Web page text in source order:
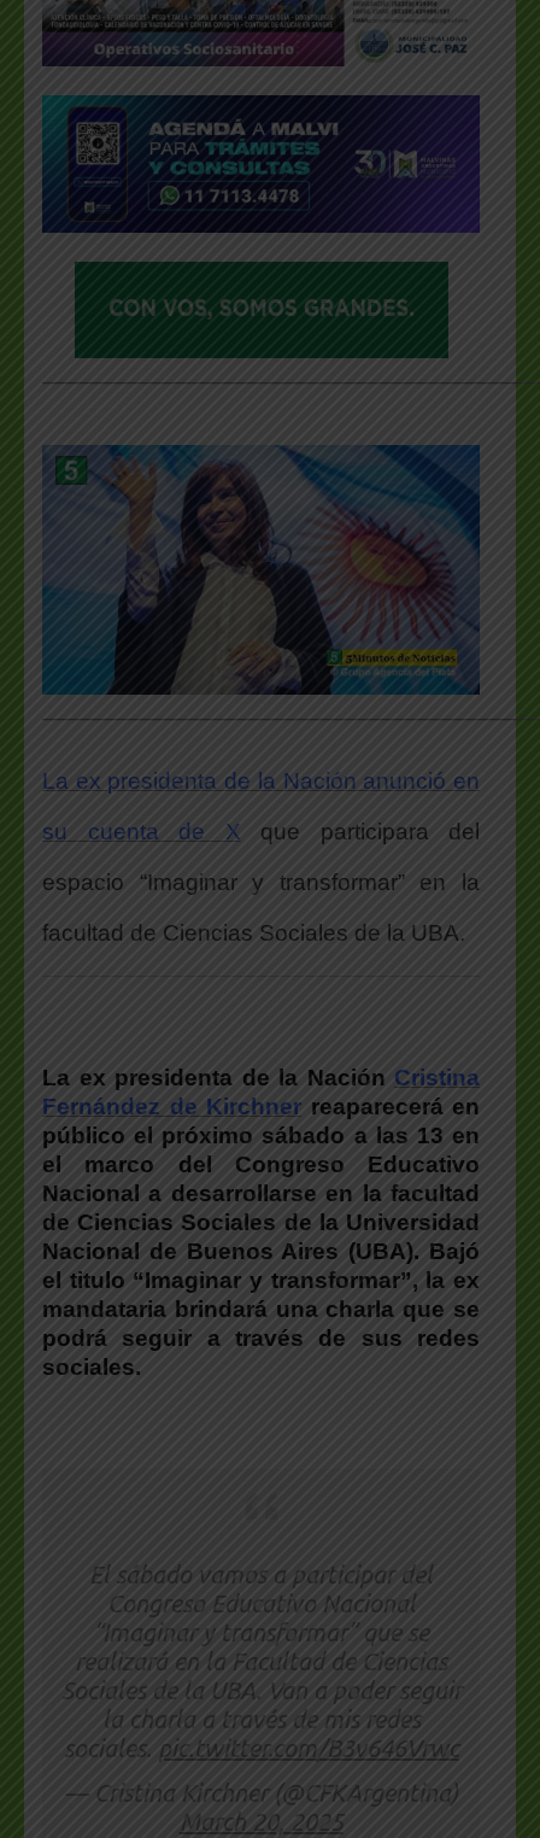
La ex presidenta de la Nación anunció en
su cuenta de X que participara del
espacio “Imaginar y transformar” en la
facultad de Ciencias Sociales de la UBA.
La ex presidenta de la Nación Cristina
Fernández de Kirchner reaparecerá en
público el próximo sábado a las 13 en
el marco del Congreso Educativo
Nacional a desarrollarse en la facultad
de Ciencias Sociales de la Universidad
Nacional de Buenos Aires (UBA). Bajó
el titulo “Imaginar y transformar”, la ex
mandataria brindará una charla que se
podrá seguir a través de sus redes
sociales.
El sábado vamos a participar del
Congreso Educativo Nacional
“Imaginar y transformar” que se
realizará en la Facultad de Ciencias
Sociales de la UBA. Van a poder seguir
la charla a través de mis redes
sociales. pic.twitter.com/B3v646Vrwc
— Cristina Kirchner (@CFKArgentina)
March 20, 2025